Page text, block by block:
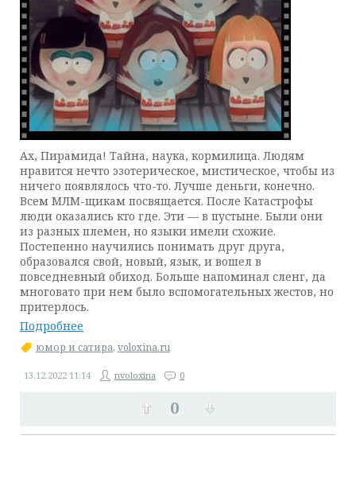
Ах, Пирамида! Тайна, наука, кормилица. Людям
нравится нечто эзотерическое, мистическое, чтобы из
ничего появлялось что-то. Лучше деньги, конечно.
Всем МЛМ-щикам посвящается. После Катастрофы
люди оказались кто где. Эти — в пустыне. Были они
из разных племен, но языки имели схожие.
Постепенно научились понимать друг друга,
образовался свой, новый, язык, и вошел в
повседневный обиход. Больше напоминал сленг, да
многовато при нем было вспомогательных жестов, но
притерлось.
Подробнее
юмор и сатира, voloxina.ru
0
13.12.2022 11:14 nvoloxina 0